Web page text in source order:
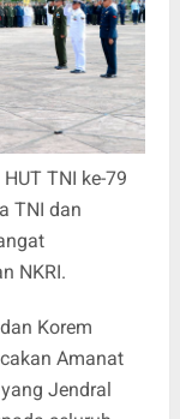
TNI ke-79
TNI dan
NKRI.
Korem
Amanat
Jendral